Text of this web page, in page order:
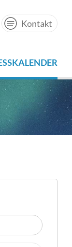
Kontakt